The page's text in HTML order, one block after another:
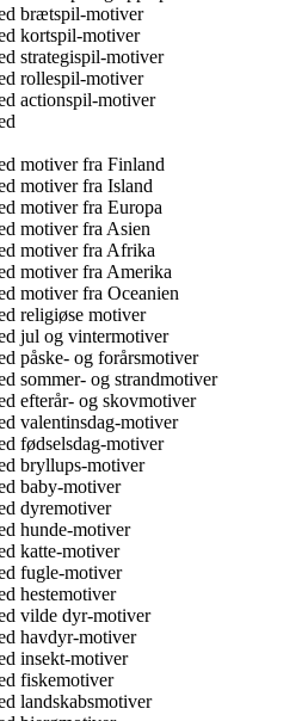
brætspil-motiver
kortspil-motiver
strategispil-motiver
rollespil-motiver
actionspil-motiver
motiver fra Finland
motiver fra Island
motiver fra Europa
motiver fra Asien
motiver fra Afrika
motiver fra Amerika
motiver fra Oceanien
religiøse motiver
jul og vintermotiver
påske- og forårsmotiver
sommer- og strandmotiver
efterår- og skovmotiver
valentinsdag-motiver
fødselsdag-motiver
bryllups-motiver
baby-motiver
dyremotiver
hunde-motiver
katte-motiver
fugle-motiver
hestemotiver
vilde dyr-motiver
havdyr-motiver
insekt-motiver
fiskemotiver
landskabsmotiver